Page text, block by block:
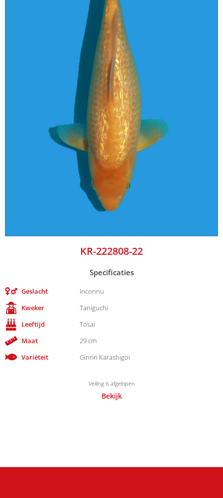
KR-222808-22
Specificaties
Geslacht
Inconnu
Kweker
Taniguchi
Leeftijd
Tosai
Maat
29 cm
Variëteit
Ginrin Karashigoi
Veiling is afgelopen
Bekijk